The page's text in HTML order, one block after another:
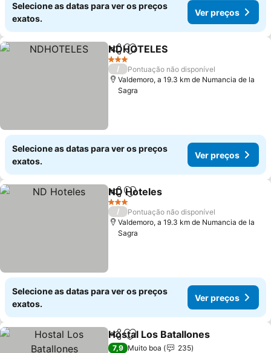
Selecione as datas para ver os preços
exatos.
Ver preços
PartilharAdicionar aos favoritos
NDHOTELES
3 Estrelas
/
Pontuação não disponível
Valdemoro, a 19.3 km de Numancia de la
Sagra
Selecione as datas para ver os preços
exatos.
Ver preços
PartilharAdicionar aos favoritos
ND Hoteles
3 Estrelas
/
Pontuação não disponível
Valdemoro, a 19.3 km de Numancia de la
Sagra
Selecione as datas para ver os preços
exatos.
Ver preços
PartilharAdicionar aos favoritos
Hostal Los Batallones
7,9 Muito boa
235